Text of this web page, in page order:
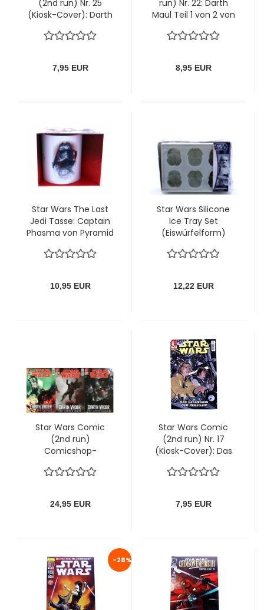
(2nd run) Nr. 25
(Kiosk-Cover): Darth
Entscheidung von
7,95 EUR
run) Nr. 22: Darth
Maul Teil 1 von 2 von
8,95 EUR
Star Wars The Last
Jedi Tasse: Captain
Phasma von Pyramid
10,95 EUR
Star Wars Silicone
Ice Tray Set
(Eiswürfelform)
von Kotobukiya
12,22 EUR
Star Wars Comic
(2nd run)
Comicshop-
DARTH VADER - der
(komplette Story)
von Panini
24,95 EUR
Star Wars Comic
(2nd run) Nr. 17
(Kiosk-Cover): Das
Rebellen von Panini
7,95 EUR
-28%